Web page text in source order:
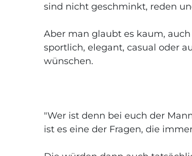
sind nicht geschminkt, reden
Aber man glaubt es kaum,
sportlich, elegant, casual oder
wünschen.
"Wer ist denn bei euch der
ist es eine der Fragen, die